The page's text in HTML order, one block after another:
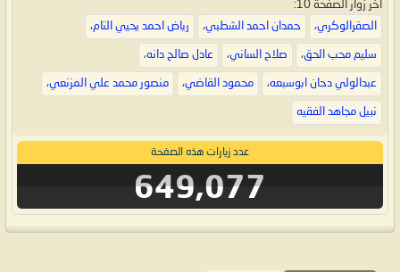
اخر زوار الصفحة 10:
الصقرالوكري، حمدان احمد الشطبي، رياض احمد يحيي التام،
سليم محب الحق، صلاح الساني، عادل صالح دانه،
عبدالولي دحان ابوسبعه، محمود القاضي، منصور محمد علي المزنعي،
نبيل مجاهد الفقيه
عدد زيارات هذه الصفحة
649,077